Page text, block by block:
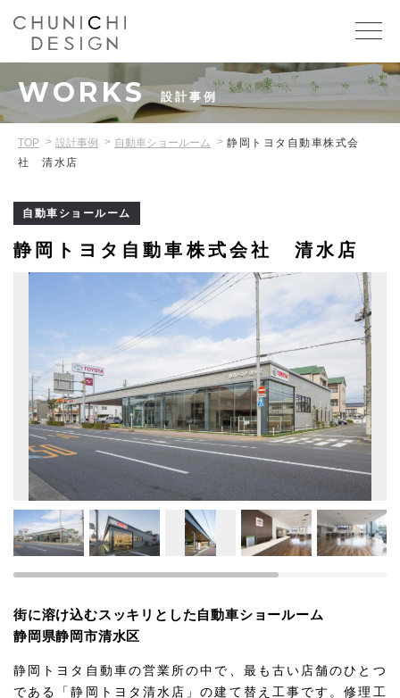
WORKS 設計事例
TOP 設計事例 自動車ショールーム
静岡トヨタ自動車株式会
社 清水店
自動車ショールーム
静岡トヨタ自動車株式会社 清水店
街に溶け込むスッキリとした自動車ショールーム
静岡県静岡市清水区
静岡トヨタ自動車の営業所の中で、最も古い店舗のひとつ
である「静岡トヨタ清水店」の建て替え工事です。修理工